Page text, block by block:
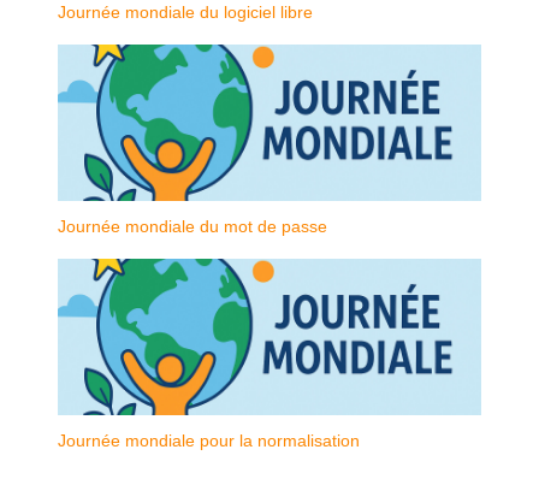
Journée mondiale du logiciel libre
Journée mondiale du mot de passe
Journée mondiale pour la normalisation